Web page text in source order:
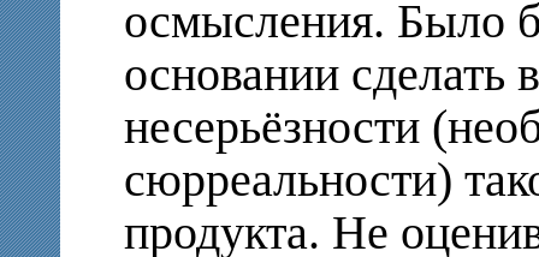
осмысления. Было
основании сделать
несерьёзности
сюрреальности)
продукта. Не